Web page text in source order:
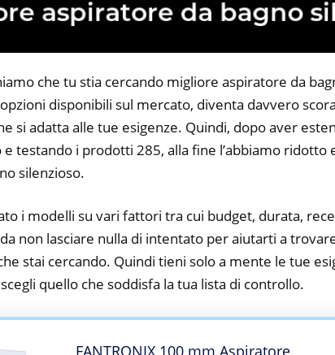
che tu stia cercando migliore aspiratore da
disponibili sul mercato, diventa davvero
si adatta alle tue esigenze. Quindi, dopo aver
testando i prodotti 285, alla fine l’abbiamo ridotto
silenzioso.
i modelli su vari fattori tra cui budget, durata,
non lasciare nulla di intentato per aiutarti a
stai cercando. Quindi tieni solo a mente le tue
quello che soddisfa la tua lista di controllo.